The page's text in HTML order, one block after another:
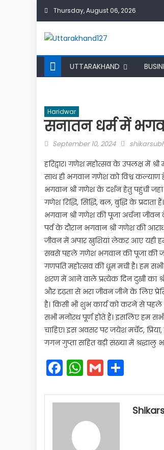
Skip
content
Thursday, August 06, 2026
UTTARAKHAND
Haridwar
सनातन धर्म में
Posted
September 10, 2024 Author
हरिद्वार। गणेश महोत्सव के उपलक्ष में
साथ ही भगवान गणेश को विश्व कल्याण
भगवान श्री गणेश के दर्शन हेतु पहुंची जहां
गणेश रिद्धि, सिद्धि, बल, बुद्धि के
भगवान श्री गणेश की पूजा अर्चना
पर्व के दौरान भगवान श्री गणेश की
जीवन में अपार खुशियां लेकर आए यही
सबसे पहले गणेश भगवान की पूजा की
गणपति महोत्सव की धूम मची है। हम
शरण में आने वाले प्रत्येक दिन दुखी का
और दृढ़ता से भरा जीवन जीने के लिए
है। किसी भी शुभ कार्य को करने से पहले
सभी मनोरथ पूर्ण होते हैं। इसलिए हम
चाहिए। इस अवसर पर जयेश मर्चेंट,
गगन गुप्ता सहित बड़ी संख्या में श्रद्धालु
Facebook
WhatsApp
Gmail